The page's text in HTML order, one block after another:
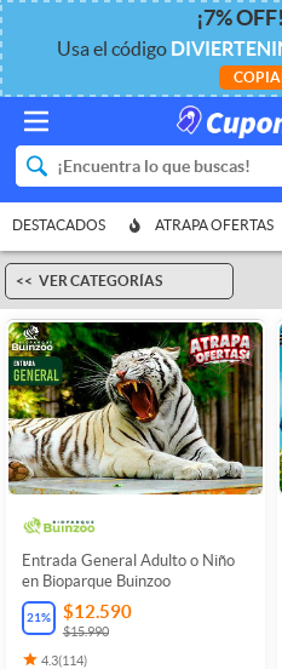
¡7%OFF!
Usa el código
DESTACADOS ATRAPA OFERTAS
VER CATEGORÍAS
Entrada General Adulto o Niño
en Bioparque Buinzoo
21% $12.590
$15.990
4.3(114)